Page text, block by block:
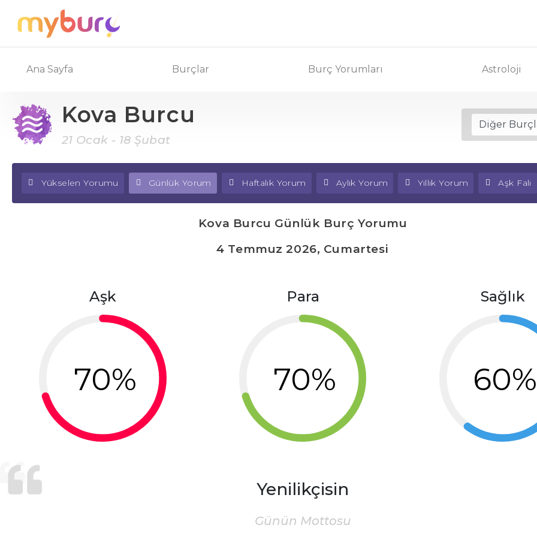
Ana Sayfa Burçlar Burç Yorumları Astroloji
Kova Burcu
21 Ocak - 18 Şubat
Yükselen Yorumu Günlük Yorum Haftalık Yorum Aylık Yorum Yıllık Yorum Aşk Falı
Kova Burcu Günlük Burç Yorumu
4 Temmuz 2026, Cumartesi
Aşk
70%
Para
70%
Sağlık
60%
Yenilikçisin
Günün Mottosu